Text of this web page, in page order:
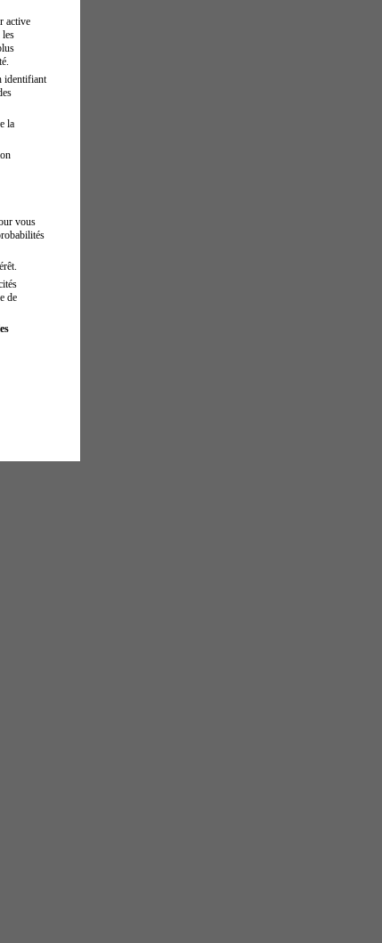
active
les
identifiant
la
vous
de